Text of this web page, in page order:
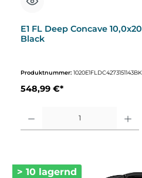
E1 FL Deep Concave
Black
Produktnummer: 1020E1FLDC4273151143BK
548,99 €*
> 10 lagernd